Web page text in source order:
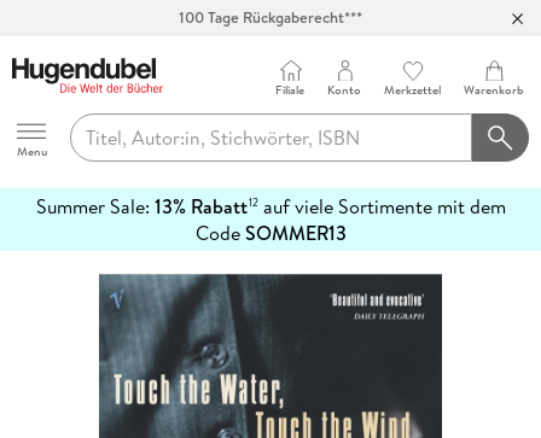
100 Tage Rückgaberecht***
Hugendubel
Menu
Filiale Konto Merkzettel Warenkorb
Summer Sale: 13% Rabatt12auf viele Sortimente mit dem
CodeSOMMER13
erfahren